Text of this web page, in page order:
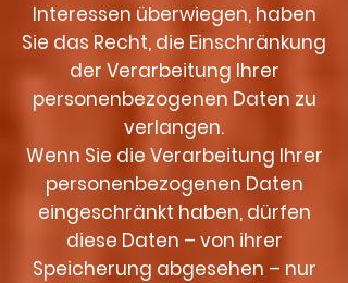
Interessen überwiegen, haben
Sie das Recht, die Einschränkung
der Verarbeitung Ihrer
personenbezogenen Daten zu
verlangen.
Wenn Sie die Verarbeitung Ihrer
personenbezogenen Daten
eingeschränkt haben, dürfen
diese Daten – von ihrer
Speicherung abgesehen – nur